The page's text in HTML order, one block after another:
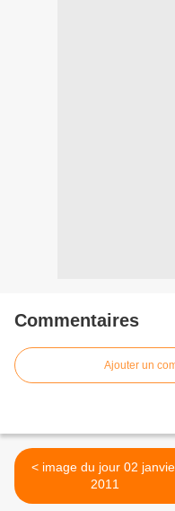
Commentaires
Ajouter un
< image du jour 02 janvier
2011